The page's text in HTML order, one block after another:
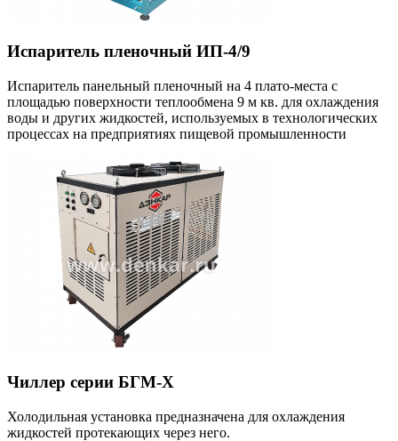
Испаритель пленочный ИП-4/9
Испаритель панельный пленочный на 4 плато-места с
площадью поверхности теплообмена 9 м кв. для охлаждения
воды и других жидкостей, используемых в технологических
процессах на предприятиях пищевой промышленности
Чиллер серии БГМ-Х
Холодильная установка предназначена для охлаждения
жидкостей протекающих через него.